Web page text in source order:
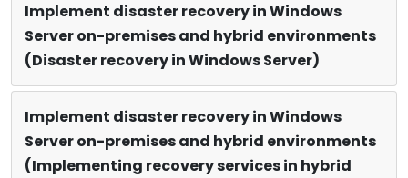
Implement disaster recovery in Windows
Server on-premises and hybrid environments
(Disaster recovery in Windows Server)
Implement disaster recovery in Windows
Server on-premises and hybrid environments
(Implementing recovery services in hybrid